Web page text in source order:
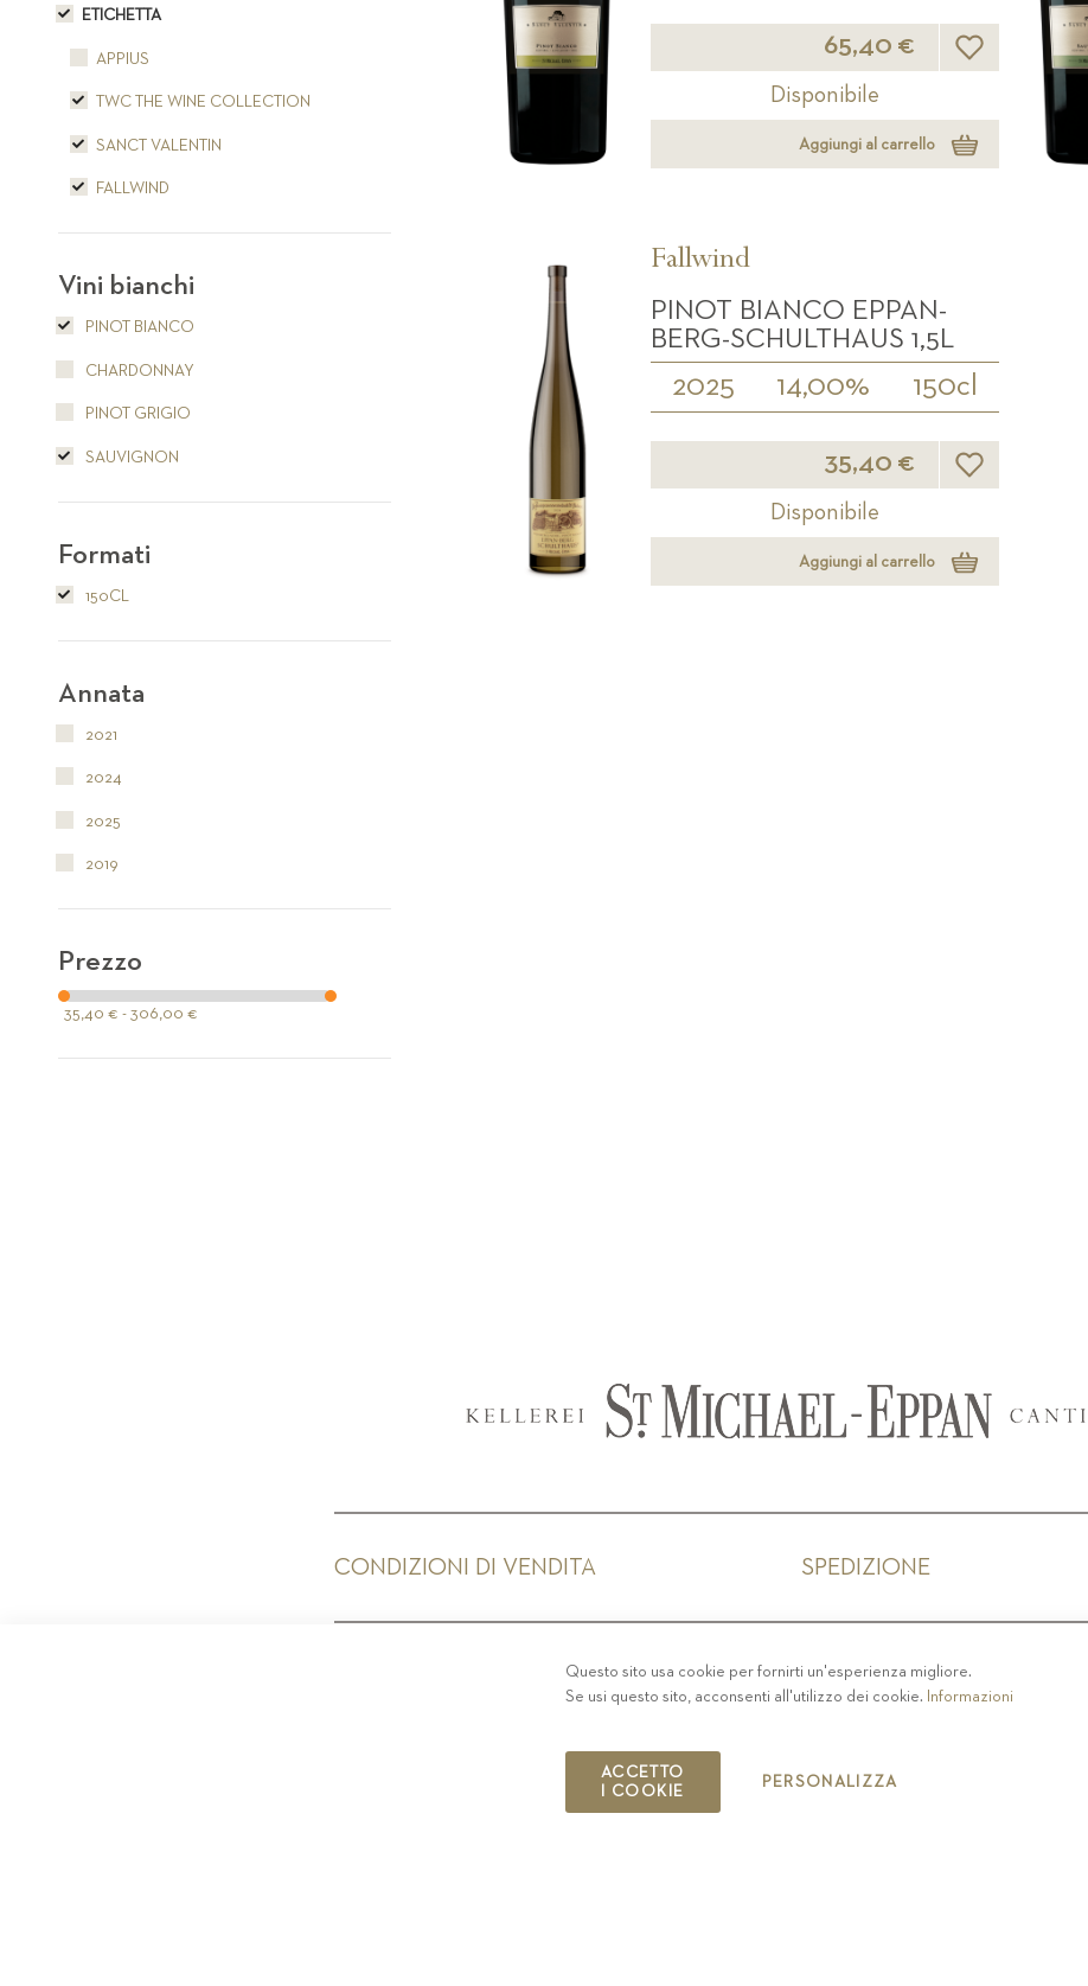
65,40 € Lista desideri
Disponibile
Aggiungi al carrello
Fallwind
PINOT BIANCO EPPAN-
BERG-SCHULTHAUS 1,5L
2025 14,00% 150cl
35,40 € Lista desideri
Disponibile
Aggiungi al carrello
ETICHETTA
APPIUS
TWC THE WINE COLLECTION
SANCT VALENTIN
FALLWIND
Vini bianchi
PINOT BIANCO
CHARDONNAY
PINOT GRIGIO
SAUVIGNON
Formati
150CL
Annata
2021
2024
2025
2019
Prezzo
35,40 € - 306,00 €
CONDIZIONI DI VENDITA SPEDIZIONE
PRIVACY -COLOPHON -COOKIE POLICY-CODICE ETICO
COPYRIGHT 2019 ST.MICHAEL - EPPAN
Questo sito usa cookie per fornirti un'esperienza migliore.
Se usi questo sito, acconsenti all'utilizzo dei cookie. Informazioni
ACCETTO
I COOKIE
PERSONALIZZA